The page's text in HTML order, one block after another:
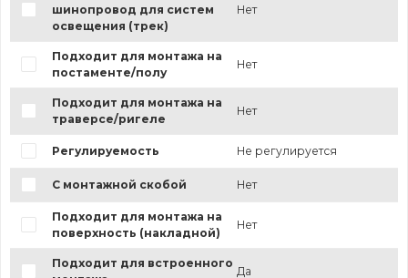
шинопровод для систем
освещения (трек)
Нет
Подходит для монтажа на
постаменте/полу
Нет
Подходит для монтажа на
траверсе/ригеле
Нет
Регулируемость Не регулируется
С монтажной скобой Нет
Подходит для монтажа на
поверхность (накладной)
Нет
Подходит для встроенного
Да